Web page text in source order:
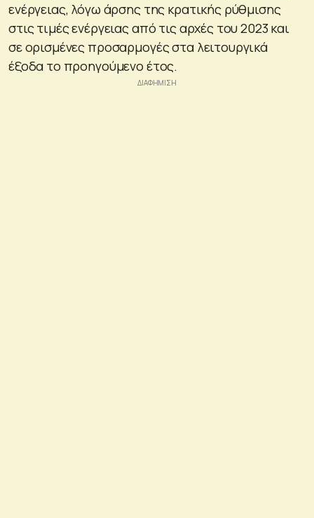
ενέργειας, λόγω άρσης της κρατικής ρύθμισης
στις τιμές ενέργειας από τις αρχές του 2023 και
σε ορισμένες προσαρμογές στα λειτουργικά
έξοδα το προηγούμενο έτος.